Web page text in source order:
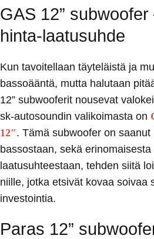
GAS 12”
hinta-laatusuhde
Kun tavoitellaan täyteläistä ja
bassoääntä, mutta halutaan
12” subwooferit nousevat
sk-autosoundin valikoimasta on
12″. Tämä subwoofer on
bassostaan, sekä erinomaisesta
laatusuhteestaan, tehden siitä
niille, jotka etsivät kovaa soivaa
investointia.
Paras 12”